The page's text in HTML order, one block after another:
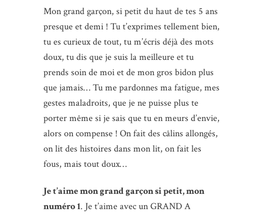
Mon grand garçon, si petit du haut de tes 5 ans
presque et demi ! Tu t’exprimes tellement bien,
tu es curieux de tout, tu m’écris déjà des mots
doux, tu dis que je suis la meilleure et tu
prends soin de moi et de mon gros bidon plus
que jamais… Tu me pardonnes ma fatigue, mes
gestes maladroits, que je ne puisse plus te
porter même si je sais que tu en meurs d’envie,
alors on compense ! On fait des câlins allongés,
on lit des histoires dans mon lit, on fait les
fous, mais tout doux…
Je t’aime mon grand garçon si petit, mon
numéro 1. Je t’aime avec un GRAND A